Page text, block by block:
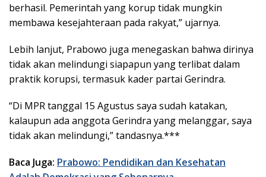
berhasil. Pemerintah yang korup tidak mungkin
membawa kesejahteraan pada rakyat,” ujarnya.
Lebih lanjut, Prabowo juga menegaskan bahwa dirinya
tidak akan melindungi siapapun yang terlibat dalam
praktik korupsi, termasuk kader partai Gerindra.
“Di MPR tanggal 15 Agustus saya sudah katakan,
kalaupun ada anggota Gerindra yang melanggar, saya
tidak akan melindungi,” tandasnya.***
Baca Juga: Prabowo: Pendidikan dan Kesehatan